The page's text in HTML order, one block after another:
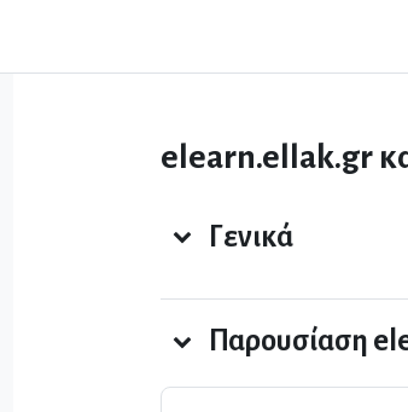
elearn.ellak.gr
Περιγραφή
Γενικά
Παρουσίαση